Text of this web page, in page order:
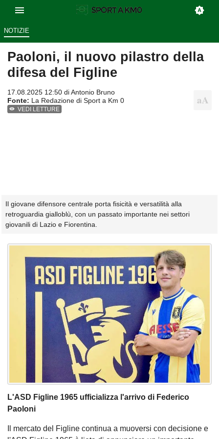
NOTIZIE
Paoloni, il nuovo pilastro della
difesa del Figline
17.08.2025 12:50 diAntonio Bruno
Fonte: La Redazione di Sport a Km 0
VEDI LETTURE
Il giovane difensore centrale porta fisicità e versatilità alla
retroguardia gialloblù, con un passato importante nei settori
giovanili di Lazio e Fiorentina.
L'ASD Figline 1965 ufficializza l'arrivo di Federico
Paoloni
Il mercato del Figline continua a muoversi con decisione e